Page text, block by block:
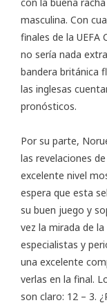
con la buena
masculina. Con
finales de la UEFA
no sería nada
bandera británica
las inglesas
pronósticos.
Por su parte,
las revelaciones
excelente nivel
espera que esta
su buen juego y
vez la mirada de
especialistas y
una excelente
verlas en la final.
son claro: 12 – 3.